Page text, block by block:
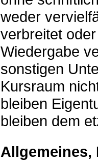
weder
verbreitet
Wiedergabe
sonstigen
Kursraum
bleiben
bleiben dem